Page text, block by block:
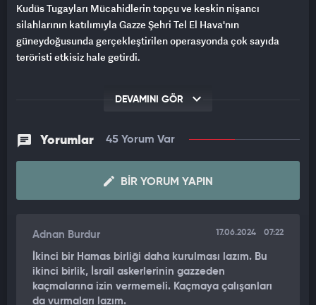
Kudüs Tugayları Mücahidlerin topçu ve keskin nişancı
silahlarının katılımıyla Gazze Şehri Tel El Hava'nın
güneydoğusunda gerçekleştirilen operasyonda çok sayıda
teröristi etkisiz hale getirdi.
saldırı sırasında Siyonist "Merkava 4" tankının ve üzerindeki 2
DEVAMINI GÖR
Yorumlar 45 Yorum Var
BIR YORUM YAPIN
Adnan Burdur 17.06.2024 07:22
İkinci bir Hamas birliği daha kurulması lazım. Bu
ikinci birlik, İsrail askerlerinin gazzeden
kaçmalarına izin vermemeli. Kaçmaya çalışanları
da vurmaları lazım.